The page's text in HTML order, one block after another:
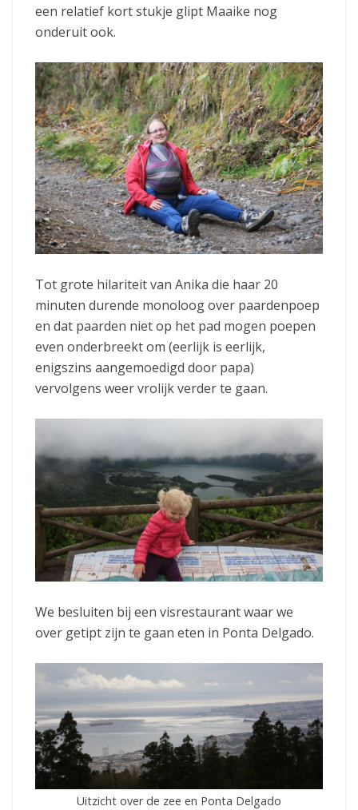
een relatief kort stukje glipt Maaike nog
onderuit ook.
Tot grote hilariteit van Anika die haar 20
minuten durende monoloog over paardenpoep
en dat paarden niet op het pad mogen poepen
even onderbreekt om (eerlijk is eerlijk,
enigszins aangemoedigd door papa)
vervolgens weer vrolijk verder te gaan.
We besluiten bij een visrestaurant waar we
over getipt zijn te gaan eten in Ponta Delgado.
Uitzicht over de zee en Ponta Delgado